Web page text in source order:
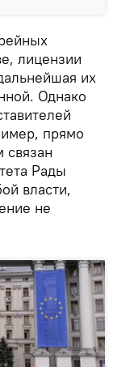
лицензии
их
Однако
прямо
связан
Рады
власти,
не